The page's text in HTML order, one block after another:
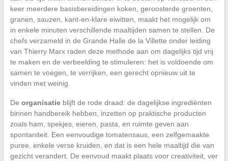
keer meerdere basisbereidingen koken, geroosterde groenten,
granen, sauzen, kant-en-klare eiwitten, maakt het mogelijk om
in enkele minuten verschillende maaltijden samen te stellen. De
chefs verzameld in de Grande Halle de la Villette onder leiding
van Thierry Marx raden deze methode aan om dagelijks tijd vrij
te maken en de verbeelding te stimuleren: het is voldoende om
samen te voegen, te verrijken, een gerecht opnieuw uit te
vinden met weinig.
De organisatieblijft de rode draad: de dagelijkse ingrediënten
binnen handbereik hebben, inzetten op praktische producten
zoals ham, spekjes, eieren, pasta, en ruimte geven aan
spontaniteit. Een eenvoudige tomatensaus, een zelfgemaakte
puree, enkele verse kruiden, en dat is een hele maaltijd die van
gezicht verandert. De eenvoud maakt plaats voor creativiteit, ver